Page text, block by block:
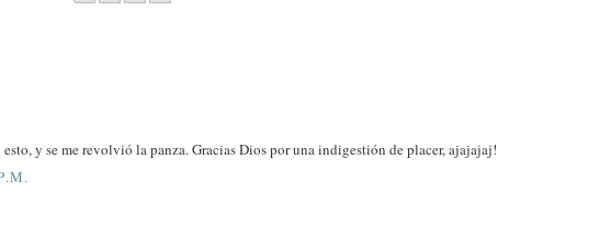
y se me revolvió la panza. Gracias Dios por una indigestión de placer, ajajajaj!